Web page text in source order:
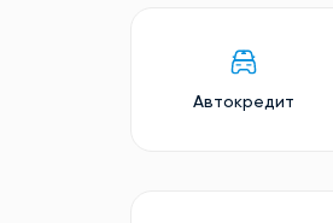
Автокредит